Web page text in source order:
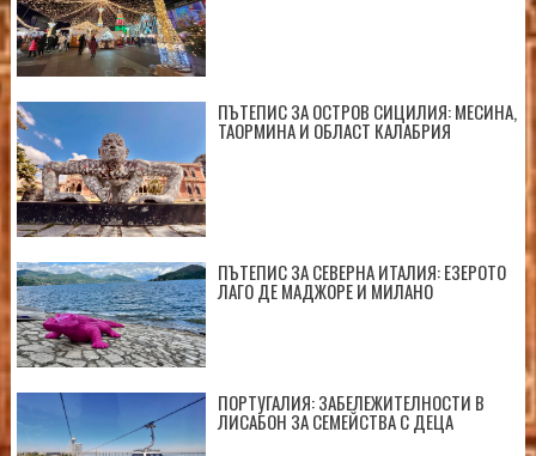
ПЪТЕПИС ЗА ОСТРОВ СИЦИЛИЯ: МЕСИНА,
ТАОРМИНА И ОБЛАСТ КАЛАБРИЯ
ПЪТЕПИС ЗА СЕВЕРНА ИТАЛИЯ: ЕЗЕРОТО
ЛАГО ДЕ МАДЖОРЕ И МИЛАНО
ПОРТУГАЛИЯ: ЗАБЕЛЕЖИТЕЛНОСТИ В
ЛИСАБОН ЗА СЕМЕЙСТВА С ДЕЦА